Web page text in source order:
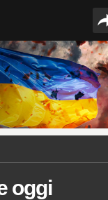
oggi